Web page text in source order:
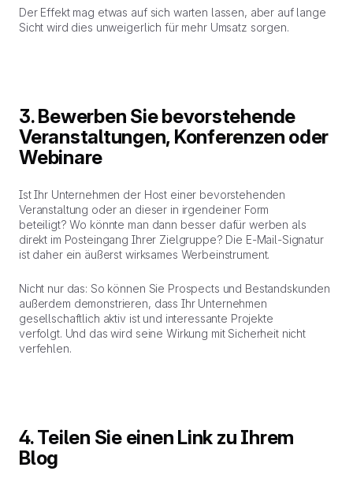
Der Effekt mag etwas auf sich warten lassen, aber auf lange
Sicht wird dies unweigerlich für mehr Umsatz sorgen.
3. Bewerben Sie bevorstehende
Veranstaltungen, Konferenzen oder
Webinare
Ist Ihr Unternehmen der Host einer bevorstehenden
Veranstaltung oder an dieser in irgendeiner Form
beteiligt? Wo könnte man dann besser dafür werben als
direkt im Posteingang Ihrer Zielgruppe? Die E-Mail-Signatur
ist daher ein äußerst wirksames Werbeinstrument.
Nicht nur das: So können Sie Prospects und Bestandskunden
außerdem demonstrieren, dass Ihr Unternehmen
gesellschaftlich aktiv ist und interessante Projekte
verfolgt. Und das wird seine Wirkung mit Sicherheit nicht
verfehlen.
4. Teilen Sie einen Link zu Ihrem
Blog